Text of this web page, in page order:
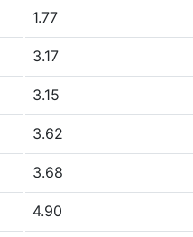
1.77
3.17
3.15
3.62
3.68
4.90